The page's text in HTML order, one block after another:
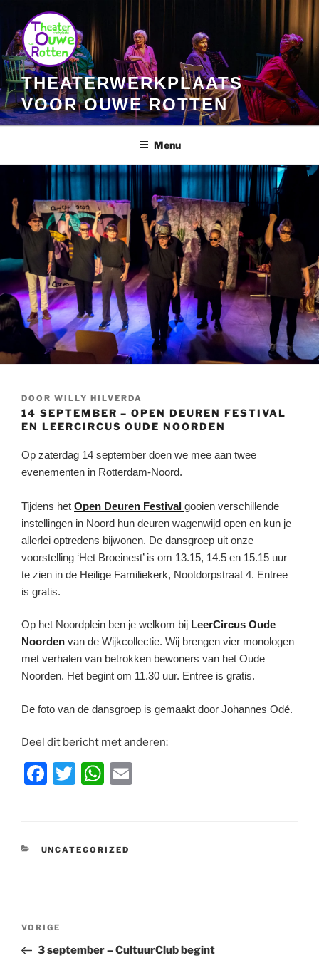
de
inhoud
THEATERWERKPLAATS
VOOR OUWE ROTTEN
Menu
GEPLAATST
OP
DOOR WILLY HILVERDA
14 SEPTEMBER – OPEN DEUREN FESTIVAL
EN LEERCIRCUS OUDE NOORDEN
Op zaterdag 14 september doen we mee aan twee
evenementen in Rotterdam-Noord.
Tijdens het Open Deuren Festival gooien verschillende
instellingen in Noord hun deuren wagenwijd open en kun je
allerlei optredens bijwonen. De dansgroep uit onze
voorstelling ‘Het Broeinest’ is om 13.15, 14.5 en 15.15 uur
te zien in de Heilige Familiekerk, Nootdorpstraat 4. Entree
is gratis.
Op het Noordplein ben je welkom bij LeerCircus Oude
Noorden van de Wijkcollectie. Wij brengen vier monologen
met verhalen van betrokken bewoners van het Oude
Noorden. Het begint om 11.30 uur. Entree is gratis.
De foto van de dansgroep is gemaakt door Johannes Odé.
Deel dit bericht met anderen:
F
e
k
T
er
W
s
CATEGORIEËN
UNCATEGORIZED
Bericht
Vorig
bericht
VORIGE
3 september – CultuurClub begint